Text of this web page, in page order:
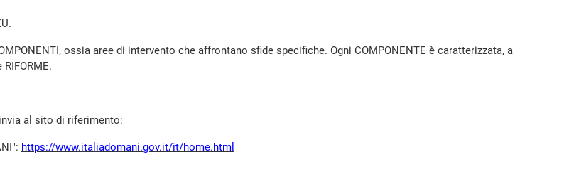
ossia aree di intervento che affrontano sfide specifiche. Ogni COMPONENTE è caratterizzata, a
al sito di riferimento:
https://www.italiadomani.gov.it/it/home.html